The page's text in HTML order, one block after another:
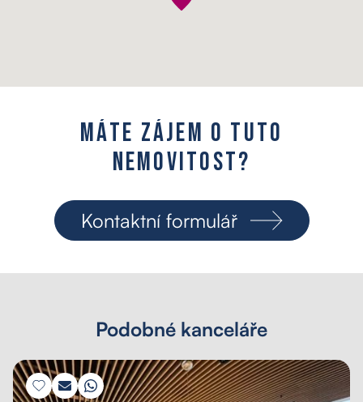
Máte zájem o tuto
nemovitost?
Kontaktní formulář
Podobné kanceláře